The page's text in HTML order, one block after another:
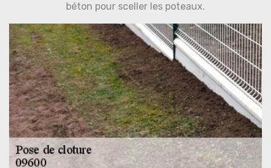
béton pour sceller les poteaux.